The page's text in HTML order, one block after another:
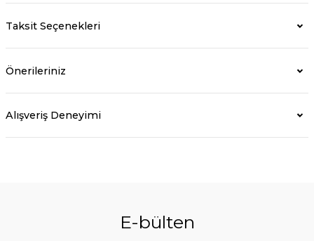
Taksit Seçenekleri
Önerileriniz
Alışveriş Deneyimi
E-bülten